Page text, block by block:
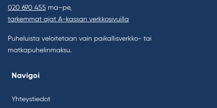
020 690 455 ma–pe,
tarkemmat ajat A-kassan verkkosivuilla
Puheluista veloitetaan vain paikallisverkko- tai
matkapuhelinmaksu.
Navigoi
Yhteystiedot